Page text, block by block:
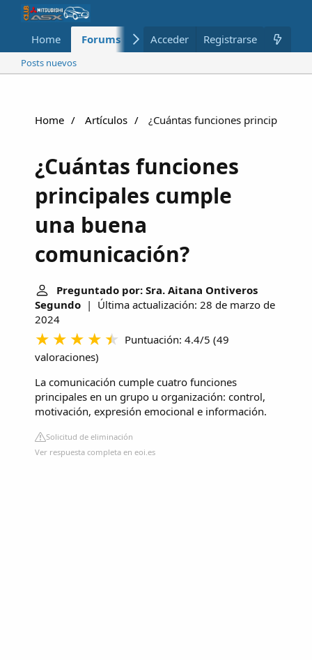
Home Forums Nuevo Miembros
Acceder Registrarse
Posts nuevos
Home Artículos ¿Cuántas funciones principales
¿Cuántas funciones
principales cumple
una buena
comunicación?
Preguntado por: Sra. Aitana Ontiveros
Segundo | Última actualización: 28 de marzo de
2024
Puntuación: 4.4/5 (49
valoraciones)
La comunicación cumple cuatro funciones
principales en un grupo u organización: control,
motivación, expresión emocional e información.
Solicitud de eliminación
Ver respuesta completa en eoi.es